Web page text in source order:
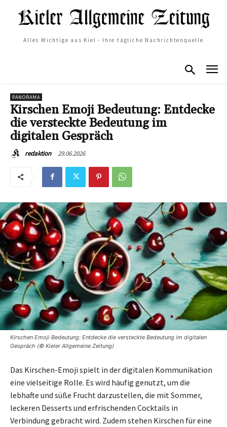
Alles Wichtige aus Kiel - Ihre tägliche Nachrichtenquelle
PANORAMA
Kirschen Emoji Bedeutung: Entdecke
die versteckte Bedeutung im
digitalen Gespräch
redaktion 29.06.2026
Kirschen Emoji Bedeutung: Entdecke die versteckte Bedeutung im digitalen
Gespräch (© Kieler Allgemeine Zeitung)
Das Kirschen-Emoji spielt in der digitalen Kommunikation
eine vielseitige Rolle. Es wird häufig genutzt, um die
lebhafte und süße Frucht darzustellen, die mit Sommer,
leckeren Desserts und erfrischenden Cocktails in
Verbindung gebracht wird. Zudem stehen Kirschen für eine